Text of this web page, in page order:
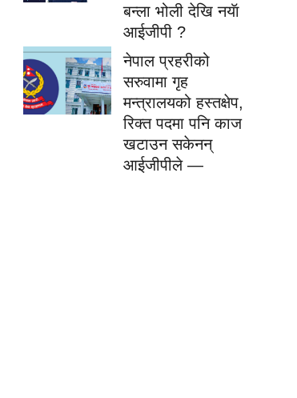
बन्ला भोली देखि नयॅा
आईजीपी ?
नेपाल प्रहरीको
सरुवामा गृह
मन्त्रालयको हस्तक्षेप,
रिक्त पदमा पनि काज
खटाउन सकेनन्
आईजीपीले —